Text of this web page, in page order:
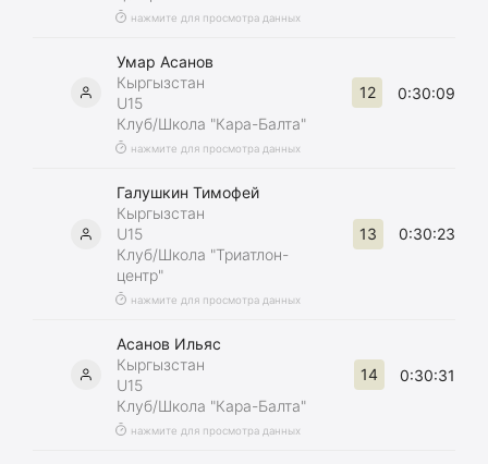
нажмите для просмотра данных
Умар Асанов
Кыргызстан
U15
Клуб/Школа "Кара-Балта"
нажмите для просмотра данных
12 0:30:09
Галушкин Тимофей
Кыргызстан
U15
Клуб/Школа "Триатлон-
центр"
нажмите для просмотра данных
13 0:30:23
Асанов Ильяс
Кыргызстан
U15
Клуб/Школа "Кара-Балта"
нажмите для просмотра данных
14 0:30:31